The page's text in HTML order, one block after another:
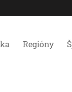
Regióny